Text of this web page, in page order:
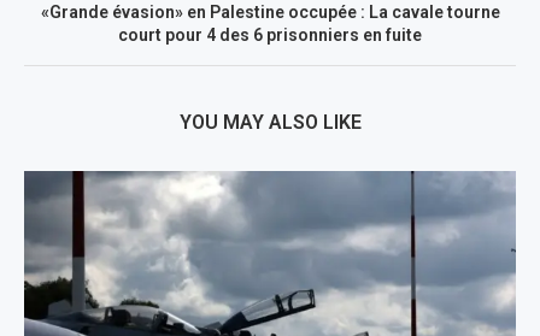
«Grande évasion» en Palestine occupée : La cavale tourne
court pour 4 des 6 prisonniers en fuite
YOU MAY ALSO LIKE